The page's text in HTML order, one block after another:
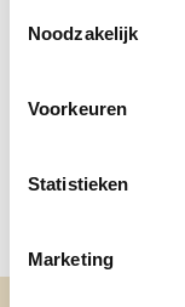
Noodzakelijk
Voorkeuren
Statistieken
Marketing